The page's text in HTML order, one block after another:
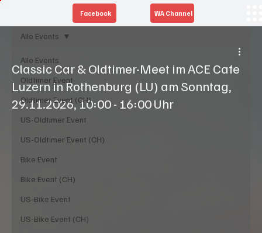
Facebook WA Channel
Alle Events
Oldtimer Event
Oldtimer Event (CH)
US-Oldtimer Event
US-Oldtimer Event (CH)
Bike Event
Bike Event (CH)
US-Bike Event
US-Bike Event (CH)
Alle Events
Classic Car & Oldtimer-Meet im ACE Cafe
Luzern in Rothenburg (LU) am Sonntag,
29.11.2026, 10:00 - 16:00 Uhr